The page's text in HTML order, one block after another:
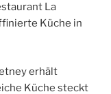
La
Küche in
erhält
Küche steckt